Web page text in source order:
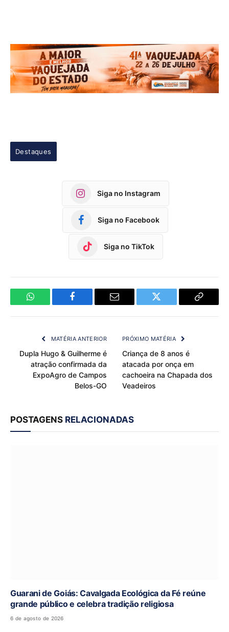
Destaques
Siga no Instagram
Siga no Facebook
Siga no TikTok
WhatsApp Facebook Email Twitter
Copy
MATÉRIA ANTERIOR
Dupla Hugo & Guilherme é
atração confirmada da
ExpoAgro de Campos
Belos-GO
PRÓXIMO MATÉRIA
Criança de 8 anos é
atacada por onça em
cachoeira na Chapada dos
Veadeiros
POSTAGENS RELACIONADAS
Guarani de Goiás: Cavalgada Ecológica da Fé reúne
grande público e celebra tradição religiosa
6 de agosto de 2026